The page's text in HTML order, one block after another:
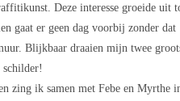
Deze interesse groeide uit
gaat er geen dag voorbij zonder dat
Blijkbaar draaien mijn twee
zing ik samen met Febe en Myrthe